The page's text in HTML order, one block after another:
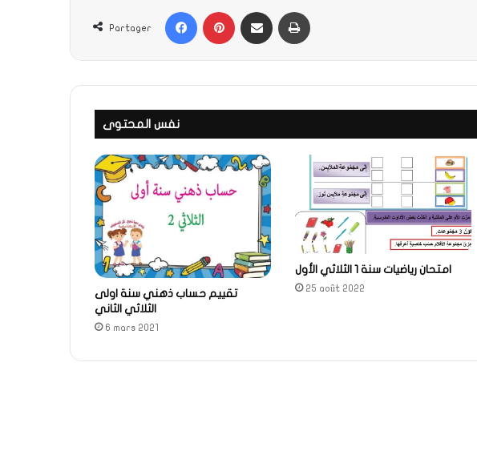
Partager
FacebookPinterestPartager par email
نفس المحتوى
تقييم حساب ذهني سنة اولى
الثلاثي الثاني
6 mars 2021
امتحان رياضيات سنة 1 الثلاثي الأول
25 août 2022